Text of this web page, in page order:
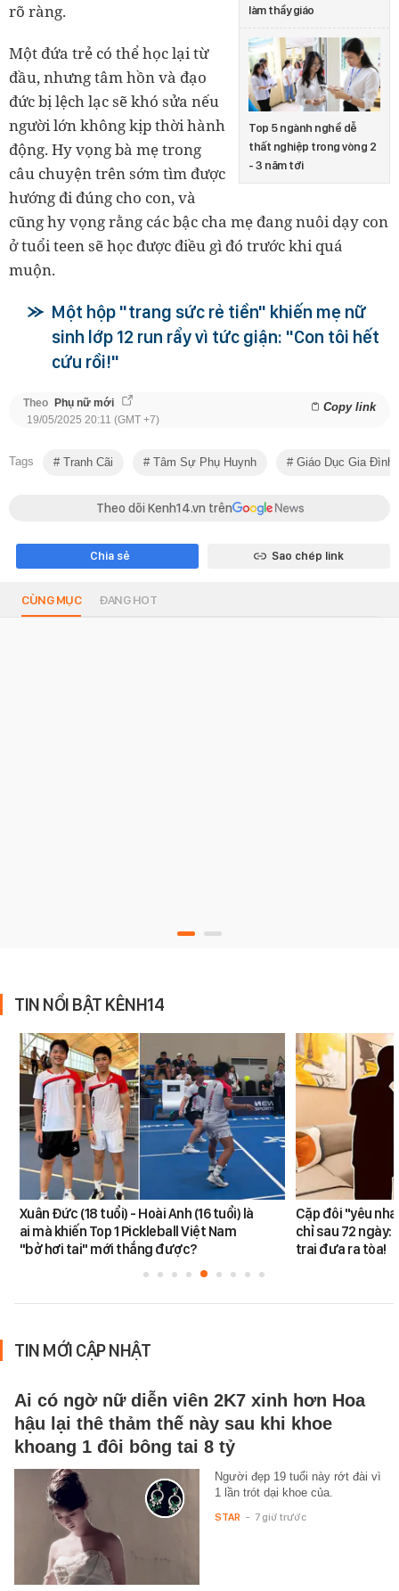
làm thầy giáo
Top 5 ngành nghề dễ
thất nghiệp trong vòng 2
- 3 năm tới
rõ ràng.
Một đứa trẻ có thể học lại từ
đầu, nhưng tâm hồn và đạo
đức bị lệch lạc sẽ khó sửa nếu
người lớn không kịp thời hành
động. Hy vọng bà mẹ trong
câu chuyện trên sớm tìm được
hướng đi đúng cho con, và
cũng hy vọng rằng các bậc cha mẹ đang nuôi dạy con
ở tuổi teen sẽ học được điều gì đó trước khi quá
muộn.
Một hộp "trang sức rẻ tiền" khiến mẹ nữ
sinh lớp 12 run rẩy vì tức giận: "Con tôi hết
cứu rồi!"
Theo Phụ nữ mới Copy link
19/05/2025 20:11 (GMT +7)
Tags Tranh Cãi Tâm Sự Phụ Huynh Giáo Dục Gia Đình
Theo dõi Kenh14.vn trên
Chia sẻ Sao chép link
CÙNG MỤC ĐANG HOT
TIN NỔI BẬT KÊNH14
Xuân Đức (18 tuổi) - Hoài Anh (16 tuổi) là
ai mà khiến Top 1 Pickleball Việt Nam
"bở hơi tai" mới thắng được?
Cặp đôi "yêu
chỉ sau 72 ngày:
trai đưa ra tòa!
TIN MỚI CẬP NHẬT
Ai có ngờ nữ diễn viên 2K7 xinh hơn Hoa
hậu lại thê thảm thế này sau khi khoe
khoang 1 đôi bông tai 8 tỷ
Người đẹp 19 tuổi này rớt đài vì
1 lần trót dại khoe của.
STAR - 7 giờ trước